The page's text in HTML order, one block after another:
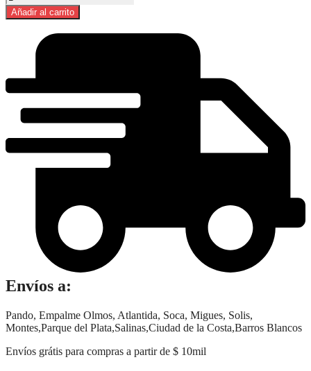
Puritas
Rinde
cantidad
Añadir al carrito
Envíos a:
Pando, Empalme Olmos, Atlantida, Soca, Migues, Solis,
Montes,Parque del Plata,Salinas,Ciudad de la Costa,Barros Blancos
Envíos grátis para compras a partir de $ 10mil